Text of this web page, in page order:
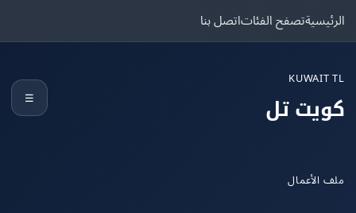
تصفح الفئاتاتصل بنا
تل